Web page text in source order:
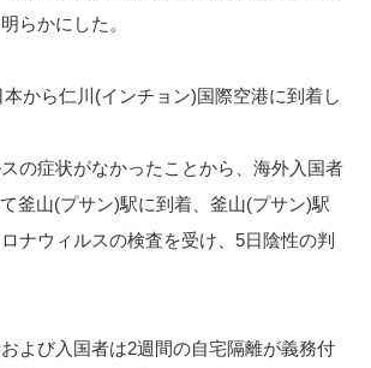
らかにした。
から仁川(インチョン)国際空港に到着し
の症状がなかったことから、海外入国者
釜山(プサン)駅に到着、釜山(プサン)駅
ナウィルスの検査を受け、5日陰性の判
よび入国者は2週間の自宅隔離が義務付